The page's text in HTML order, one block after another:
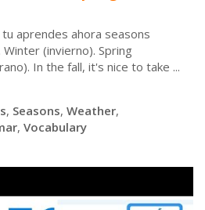
aprendes ahora seasons
(invierno). Spring
In the fall, it's nice to take ...
, Seasons, Weather,
, Vocabulary